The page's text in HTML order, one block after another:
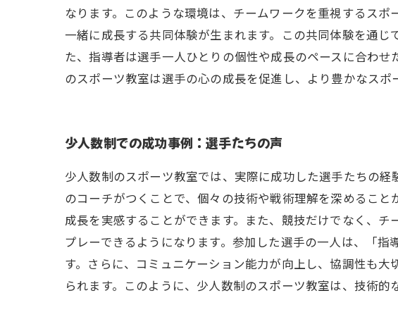
なります。このような環境は、チームワークを重視するス
一緒に成長する共同体験が生まれます。この共同体験を通
た、指導者は選手一人ひとりの個性や成長のペースに合わ
のスポーツ教室は選手の心の成長を促進し、より豊かなスポ
少人数制での成功事例：選手たちの声
少人数制のスポーツ教室では、実際に成功した選手たちの
のコーチがつくことで、個々の技術や戦術理解を深めるこ
成長を実感することができます。また、競技だけでなく、
プレーできるようになります。参加した選手の一人は、「
す。さらに、コミュニケーション能力が向上し、協調性も
られます。このように、少人数制のスポーツ教室は、技術的